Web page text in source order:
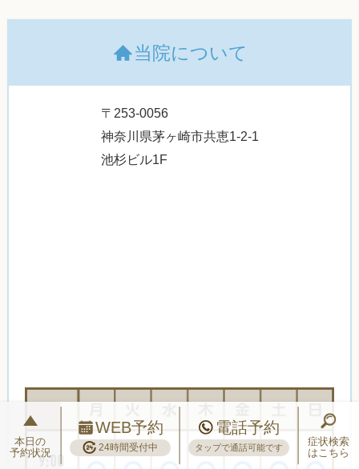
当院について
〒253-0056
神奈川県茅ヶ崎市共恵1-2-1
池杉ビル1F
本日の
予約状況
WEB予約
24時間受付中
電話予約
タップで通話可能です
症状検索
はこちら